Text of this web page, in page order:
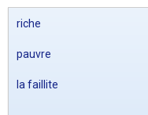
riche
pauvre
la faillite